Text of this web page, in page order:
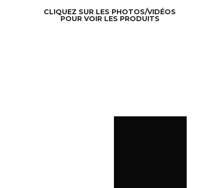
CLIQUEZ SUR LES PHOTOS/VIDÉOS
POUR VOIR LES PRODUITS